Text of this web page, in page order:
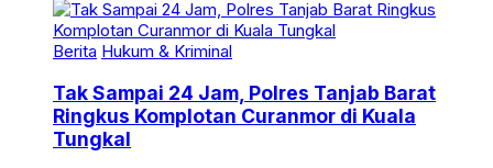
Berita Hukum & Kriminal
Tak Sampai 24 Jam, Polres Tanjab Barat
Ringkus Komplotan Curanmor di Kuala
Tungkal